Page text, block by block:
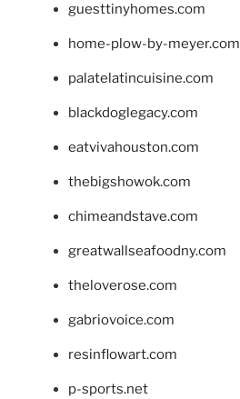
guesttinyhomes.com
home-plow-by-meyer.com
palatelatincuisine.com
blackdoglegacy.com
eatvivahouston.com
thebigshowok.com
chimeandstave.com
greatwallseafoodny.com
theloverose.com
gabriovoice.com
resinflowart.com
p-sports.net